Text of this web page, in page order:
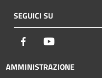
SEGUICI SU
Facebook
AMMINISTRAZIONE